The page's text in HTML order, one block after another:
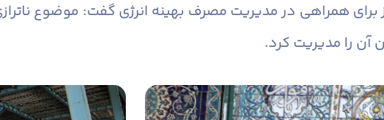
برای همراهی در مدیریت مصرف بهینه انرژی گفت: موضوع
را مدیریت کرد.